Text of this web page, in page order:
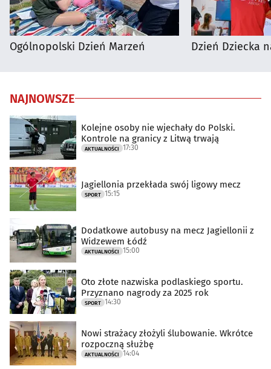
Ogólnopolski Dzień Marzeń Dzień Dziecka
NAJNOWSZE
Kolejne osoby nie wjechały do Polski.
Kontrole na granicy z Litwą trwają
AKTUALNOŚCI 17:30
Jagiellonia przekłada swój ligowy mecz
SPORT 15:15
Dodatkowe autobusy na mecz Jagiellonii z
Widzewem Łódź
AKTUALNOŚCI 15:00
Oto złote nazwiska podlaskiego sportu.
Przyznano nagrody za 2025 rok
SPORT 14:30
Nowi strażacy złożyli ślubowanie. Wkrótce
rozpoczną służbę
AKTUALNOŚCI 14:04